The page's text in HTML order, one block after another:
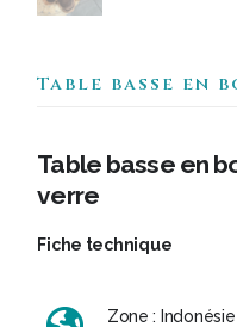
Table basse en
Table basse en
verre
Fiche technique
Zone :